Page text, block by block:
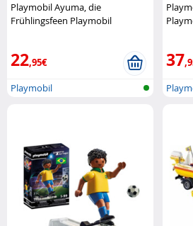
Playmobil Ayuma, die
Frühlingsfeen Playmobil
22,95€
Playmobil
37